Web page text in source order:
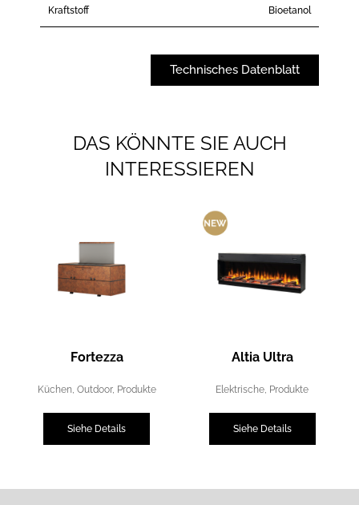
Kraftstoff Bioetanol
Technisches Datenblatt
DAS KÖNNTE SIE AUCH
INTERESSIEREN
Fortezza
Küchen, Outdoor, Produkte
Siehe Details
Altia Ultra
Elektrische, Produkte
Siehe Details